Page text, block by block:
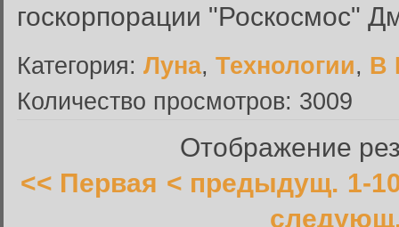
госкорпорации "Роскосмос"
Категория: Луна, Технологии, В
Количество просмотров: 3009
Отображение
<< Первая < предыдущ. 1-